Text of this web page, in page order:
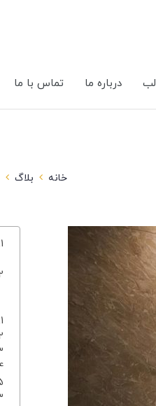
درباره ما تماس با ما
خانه بلاگ